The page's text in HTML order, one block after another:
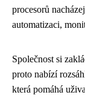
procesorů
automatizaci,
Společnost si
proto nabízí
která pomáhá